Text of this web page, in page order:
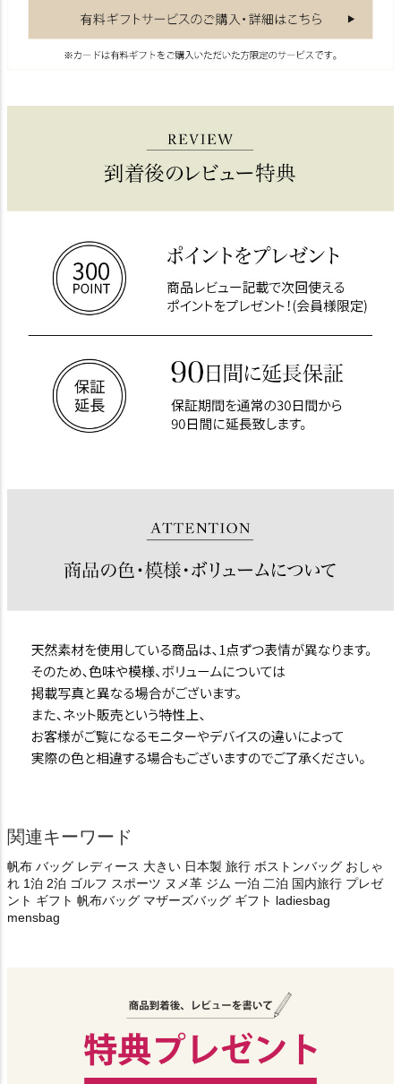
関連キーワード
帆布 バッグ レディース 大きい 日本製 旅行 ボストンバッグ おしゃ
れ 1泊 2泊 ゴルフ スポーツ ヌメ革 ジム 一泊 二泊 国内旅行 プレゼ
ント ギフト 帆布バッグ マザーズバッグ ギフト ladiesbag
mensbag